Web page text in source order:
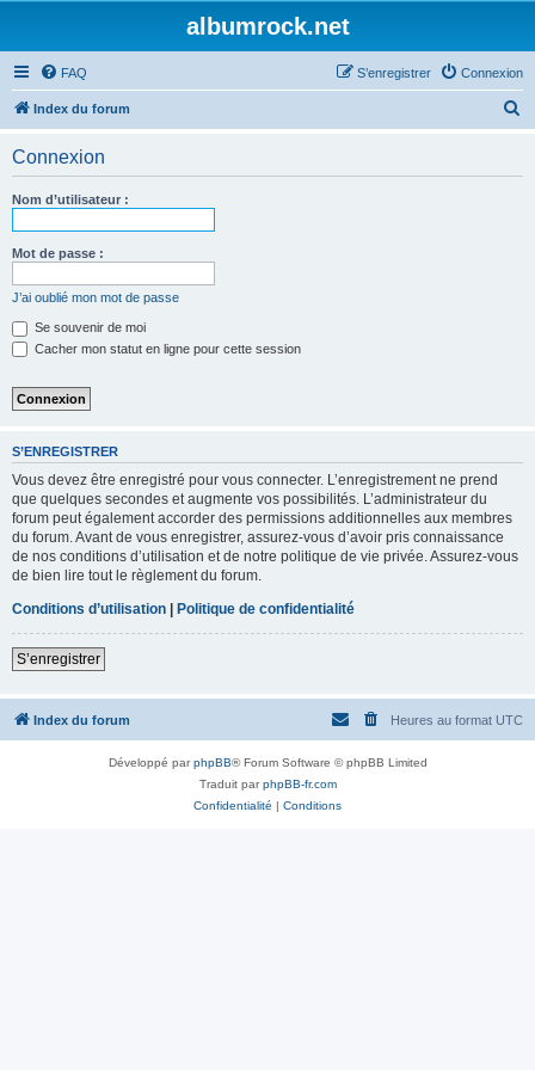
albumrock.net
FAQ Connexion
S’enregistrer
Index du forum
Connexion
Nom d’utilisateur :
Mot de passe :
J’ai oublié mon mot de passe
Se souvenir de moi
Cacher mon statut en ligne pour cette session
S’ENREGISTRER
Vous devez être enregistré pour vous connecter. L’enregistrement ne prend
que quelques secondes et augmente vos possibilités. L’administrateur du
forum peut également accorder des permissions additionnelles aux membres
du forum. Avant de vous enregistrer, assurez-vous d’avoir pris connaissance
de nos conditions d’utilisation et de notre politique de vie privée. Assurez-vous
de bien lire tout le règlement du forum.
Conditions d’utilisation | Politique de confidentialité
S’enregistrer
Index du forum Heures au format UTC
Développé parphpBB® Forum Software © phpBB Limited
Traduit parphpBB-fr.com
Confidentialité | Conditions